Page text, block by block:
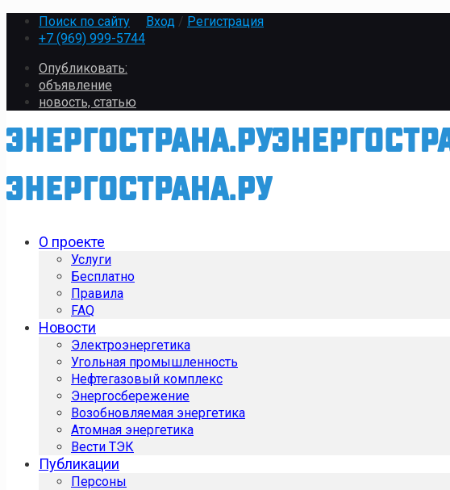
Поиск по сайту Вход / Регистрация
+7 (969) 999-5744
Опубликовать:
объявление
новость, статью
О проекте
Услуги
Бесплатно
Правила
FAQ
Новости
Электроэнергетика
Угольная промышленность
Нефтегазовый комплекс
Энергосбережение
Возобновляемая энергетика
Атомная энергетика
Вести ТЭК
Публикации
Персоны